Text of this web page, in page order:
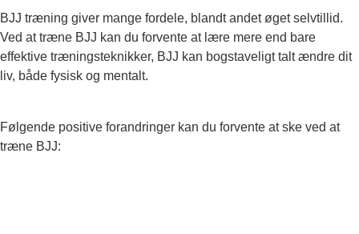
BJJ træning giver mange fordele, blandt andet øget selvtillid.
Ved at træne BJJ kan du forvente at lære mere end bare
effektive træningsteknikker, BJJ kan bogstaveligt talt ændre dit
liv, både fysisk og mentalt.
Følgende positive forandringer kan du forvente at ske ved at
træne BJJ: